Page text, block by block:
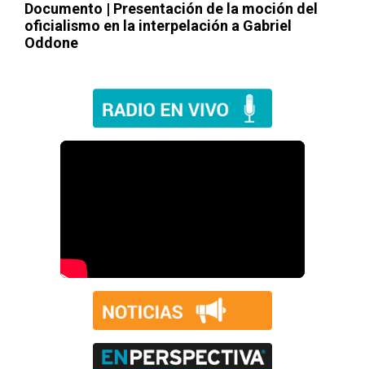
Documento | Presentación de la moción del
oficialismo en la interpelación a Gabriel
Oddone